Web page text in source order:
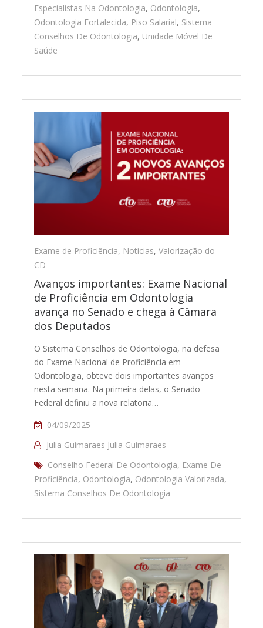
Especialistas Na Odontologia, Odontologia,
Odontologia Fortalecida, Piso Salarial, Sistema
Conselhos De Odontologia, Unidade Móvel De
Saúde
Exame de Proficiência, Notícias,Valorização do
CD
Avanços importantes: Exame Nacional
de Proficiência em Odontologia
avança no Senado e chega à Câmara
dos Deputados
O Sistema Conselhos de Odontologia, na defesa
do Exame Nacional de Proficiência em
Odontologia, obteve dois importantes avanços
nesta semana. Na primeira delas, o Senado
Federal definiu a nova relatoria…
04/09/2025
Julia Guimaraes Julia Guimaraes
Conselho Federal De Odontologia, Exame De
Proficiência, Odontologia, Odontologia Valorizada,
Sistema Conselhos De Odontologia